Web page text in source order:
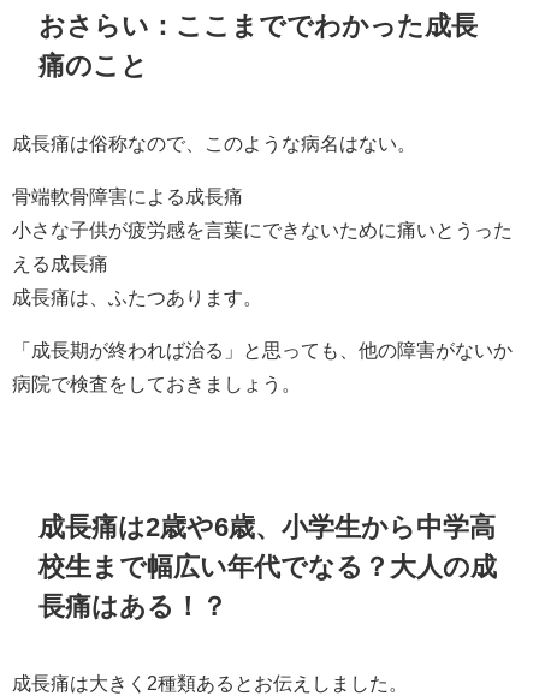
おさらい：ここまででわかった成長
痛のこと
成長痛は俗称なので、このような病名はない。
骨端軟骨障害による成長痛
小さな子供が疲労感を言葉にできないために痛いとうった
える成長痛
成長痛は、ふたつあります。
「成長期が終われば治る」と思っても、他の障害がないか
病院で検査をしておきましょう。
成長痛は2歳や6歳、小学生から中学高
校生まで幅広い年代でなる？大人の成
長痛はある！？
成長痛は大きく2種類あるとお伝えしました。